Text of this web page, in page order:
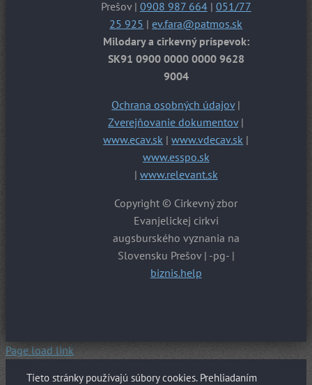
Prešov | 0908 987 664| 051/77
25 925 |ev.fara@patmos.sk
Milodary a cirkevný príspevok:
SK91 0900 0000 0000 9628
9004
Ochrana osobných údajov|
Zverejňovanie dokumentov|
www.ecav.sk |www.vdecav.sk |
www.esspo.sk
| www.relevant.sk
Copyright © Cirkevný zbor
Evanjelickej cirkvi
augsburského vyznania na
Slovensku Prešov | -pg- |
biznis.help
Page load link
Tieto stránky používajú súbory cookies. Prehliadaním